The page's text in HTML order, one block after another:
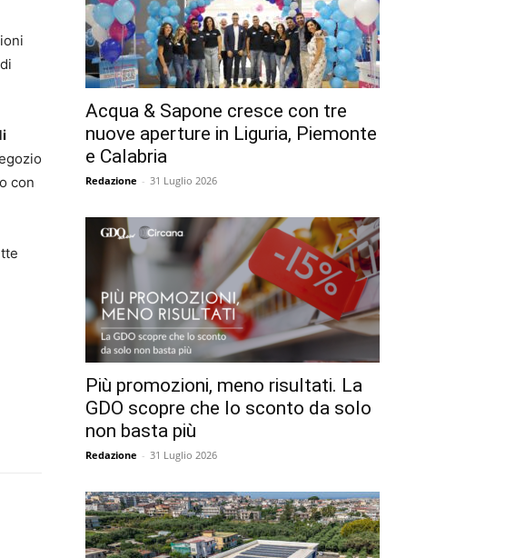
con
Acqua & Sapone cresce con tre
nuove aperture in Liguria, Piemonte
e Calabria
Redazione - 31 Luglio 2026
Più promozioni, meno risultati. La
GDO scopre che lo sconto da solo
non basta più
Redazione - 31 Luglio 2026